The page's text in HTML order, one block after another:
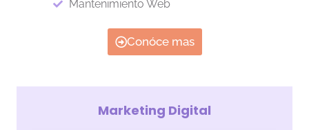
Mantenimiento Web
Conóce mas
Marketing Digital